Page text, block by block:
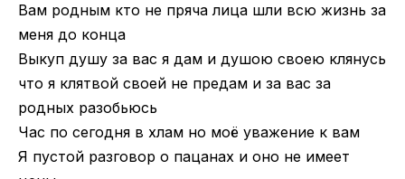
Вам родным кто не пряча лица шли всю жизнь за
меня до конца
Выкуп душу за вас я дам и душою своею клянусь
что я клятвой своей не предам и за вас за
родных разобьюсь
Час по сегодня в хлам но моё уважение к вам
Я пустой разговор о пацанах и оно не имеет